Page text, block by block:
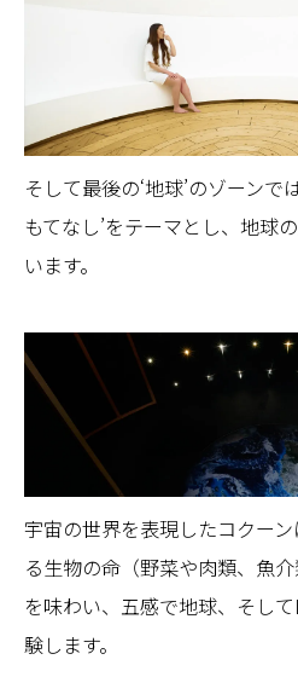
そして最後の‘地球’のゾーンで
もてなし’をテーマとし、地球
います。
宇宙の世界を表現したコクー
る生物の命（野菜や肉類、魚
を味わい、五感で地球、そし
験します。